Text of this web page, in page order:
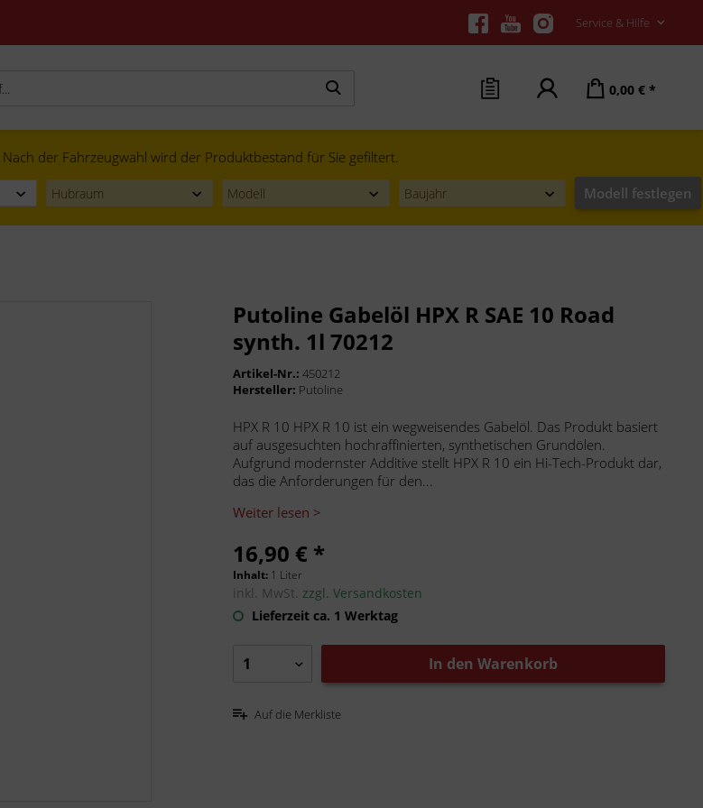
Service & Hilfe
0,00 € *
Nach der Fahrzeugwahl wird der Produktbestand für Sie gefiltert.
Modell festlegen
Putoline Gabelöl HPX R SAE 10 Road
synth. 1l 70212
Artikel-Nr.:450212
Hersteller: Putoline
HPX R 10 HPX R 10 ist ein wegweisendes Gabelöl. Das Produkt basiert
auf ausgesuchten hochraffinierten, synthetischen Grundölen.
Aufgrund modernster Additive stellt HPX R 10 ein Hi-Tech-Produkt dar,
das die Anforderungen für den...
Weiter lesen >
16,90 € *
Inhalt: 1 Liter
inkl. MwSt.zzgl. Versandkosten
Lieferzeit ca. 1 Werktag
In den Warenkorb
Auf die Merkliste